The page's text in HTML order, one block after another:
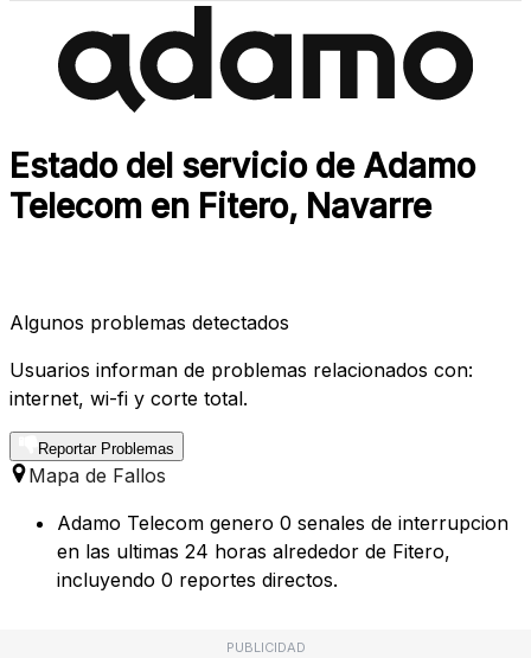
Estado del servicio de Adamo
Telecom en Fitero, Navarre
Algunos problemas detectados
Usuarios informan de problemas relacionados con:
internet, wi-fi y corte total.
Reportar Problemas
Mapa de Fallos
Adamo Telecom genero 0 senales de interrupcion
en las ultimas 24 horas alrededor de Fitero,
incluyendo 0 reportes directos.
PUBLICIDAD